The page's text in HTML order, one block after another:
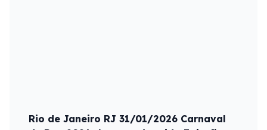
Rio de Janeiro RJ 31/01/2026 Carnaval